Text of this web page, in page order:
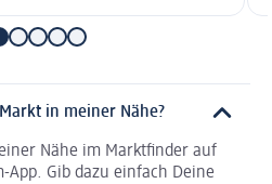
in meiner Nähe?
Nähe im Marktfinder auf
Gib dazu einfach Deine